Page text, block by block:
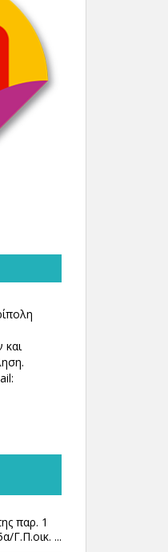
και
παρ. 1
Γ.Π.οικ. ...